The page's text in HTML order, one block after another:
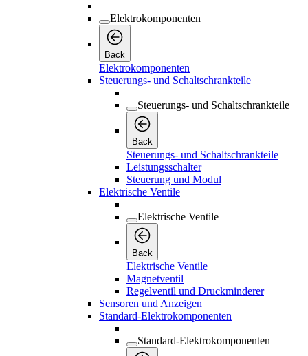
Elektrokomponenten
Back
Elektrokomponenten
Steuerungs- und Schaltschrankteile
Steuerungs- und Schaltschrankteile
Back
Steuerungs- und Schaltschrankteile
Leistungsschalter
Steuerung und Modul
Elektrische Ventile
Elektrische Ventile
Back
Elektrische Ventile
Magnetventil
Regelventil und Druckminderer
Sensoren und Anzeigen
Standard-Elektrokomponenten
Standard-Elektrokomponenten